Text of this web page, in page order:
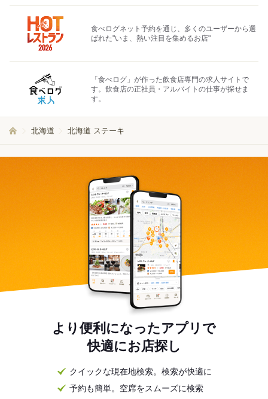
食べログネット予約を通じ、多くのユーザーから選
ばれた"いま、熱い注目を集めるお店"
「食べログ」が作った飲食店専門の求人サイトで
す。飲食店の正社員・アルバイトの仕事が探せま
す。
北海道 北海道 ステーキ
より便利になったアプリで
快適にお店探し
クイックな現在地検索。検索が快適に
予約も簡単。空席をスムーズに検索